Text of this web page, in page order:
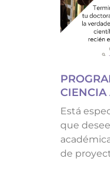
CIENCIA
Está
que
de